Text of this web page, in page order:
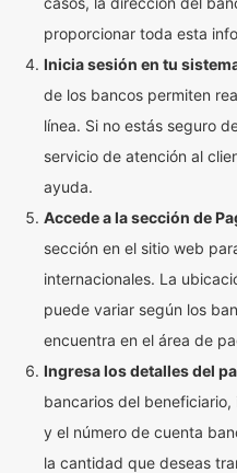
proporcionar toda esta
Inicia sesión en tu
de los bancos permiten
línea. Si no estás seguro
servicio de atención al
ayuda.
Accede a la sección de
sección en el sitio web
internacionales. La
puede variar según los
encuentra en el área de
Ingresa los detalles del
bancarios del
y el número de cuenta
la cantidad que deseas